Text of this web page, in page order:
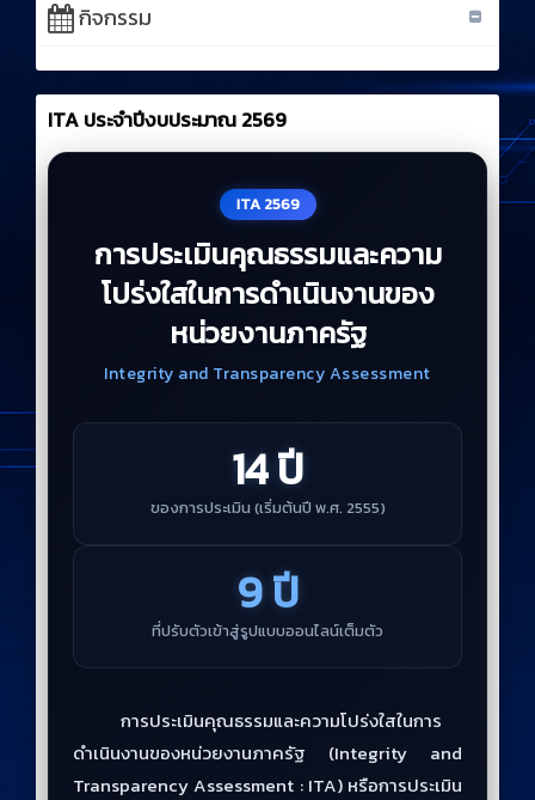
กิจกรรม
ITA ประจำปีงบประมาณ 2569
ITA 2569
การประเมินคุณธรรมและความ
โปร่งใสในการดำเนินงานของ
หน่วยงานภาครัฐ
Integrity and Transparency Assessment
14 ปี
ของการประเมิน (เริ่มต้นปี พ.ศ. 2555)
9 ปี
ที่ปรับตัวเข้าสู่รูปแบบออนไลน์เต็มตัว
การประเมินคุณธรรมและความโปร่งใสในการ
ดำเนินงานของหน่วยงานภาครัฐ (Integrity and
Transparency Assessment : ITA) หรือการประเมิน